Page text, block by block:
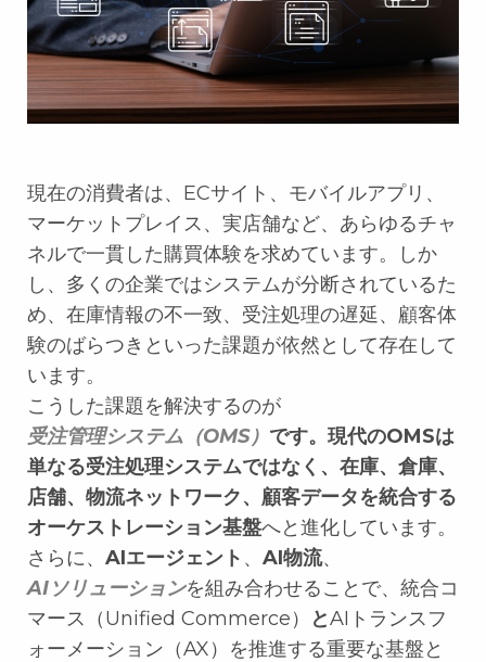
現在の消費者は、ECサイト、モバイルアプリ、
マーケットプレイス、実店舗など、あらゆるチャ
ネルで一貫した購買体験を求めています。しか
し、多くの企業ではシステムが分断されているた
め、在庫情報の不一致、受注処理の遅延、顧客体
験のばらつきといった課題が依然として存在して
います。
こうした課題を解決するのが
受注管理システム（OMS） です。現代のOMSは
単なる受注処理システムではなく、在庫、倉庫、
店舗、物流ネットワーク、顧客データを統合する
オーケストレーション基盤へと進化しています。
さらに、 AIエージェント 、 AI物流、
AIソリューションを組み合わせることで、統合コ
マース（Unified Commerce）
とAIトランスフ
ォーメーション（AX）を推進する重要な基盤と